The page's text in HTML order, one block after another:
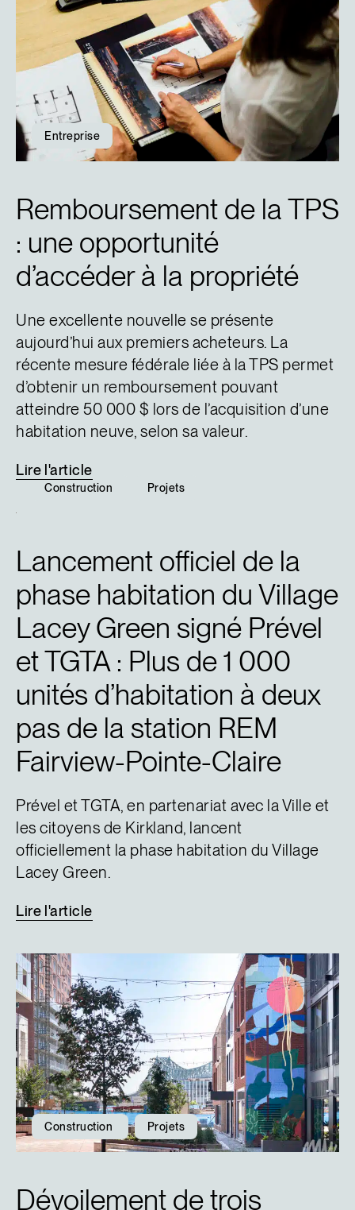
Entreprise
Remboursement de la TPS
: une opportunité
d’accéder à la propriété
Une excellente nouvelle se présente
aujourd’hui aux premiers acheteurs. La
récente mesure fédérale liée à la TPS permet
d’obtenir un remboursement pouvant
atteindre 50 000 $ lors de l’acquisition d’une
habitation neuve, selon sa valeur.
Lire l'article
Construction Projets
Lancement officiel de la
phase habitation du Village
Lacey Green signé Prével
et TGTA : Plus de 1 000
unités d’habitation à deux
pas de la station REM
Fairview-Pointe-Claire
Prével et TGTA, en partenariat avec la Ville et
les citoyens de Kirkland, lancent
officiellement la phase habitation du Village
Lacey Green.
Lire l'article
Construction Projets
Dévoilement de trois